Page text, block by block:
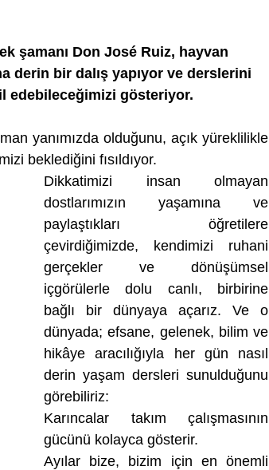
şamanı Don José Ruiz, hayvan
derin bir dalış yapıyor ve derslerini
edebileceğimizi gösteriyor.
yanımızda olduğunu, açık yüreklilikle
beklediğini fısıldıyor.
Dikkatimizi insan olmayan
dostlarımızın yaşamına ve
paylaştıkları öğretilere
çevirdiğimizde, kendimizi ruhani
gerçekler ve dönüşümsel
içgörülerle dolu canlı, birbirine
bağlı bir dünyaya açarız. Ve o
dünyada; efsane, gelenek, bilim ve
hikâye aracılığıyla her gün nasıl
derin yaşam dersleri sunulduğunu
görebiliriz:
Karıncalar takım çalışmasının
gücünü kolayca gösterir.
Ayılar bize, bizim için en önemli